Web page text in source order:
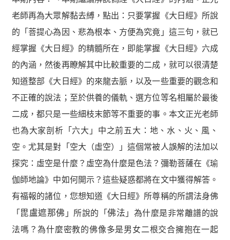
老師再為大眾解黏去縛，點出：只要掌握《大日經》所說
的「菩提心為因、悲為根本、方便為究竟」這三句，就已
經掌握《大日經》的精髓所在，即能掌握《大日經》六成
的內涵，然後再瞭解其中比較重要的二成，就可以很清楚
知道整部《大日經》的來龍去脈，以及一些重要的觀念和
不正確的說法；至於供養的儀軌、選方位等名相屬於最後
二成，都只是一些細枝末節等不重要的事。本文正光老師
也為大家剖析「六大」中之前五大：地、水、火、風、
空。尤其是對「空大（虛空）」這個常被人誤解的法加以
探究：虛空是什麼？虛空為什麼是色法？彌勒菩薩在《瑜
伽師地論》中如何開示？這些疑惑都將在文中獲得解答。
有福報的諸位，您想知道《大日經》所尊稱的所謂法身佛
「 毘盧遮那佛 」所說的「佛法 」為什麼是非常離譜的說
法嗎？為什麼密教的佛像多是男女二根交合擁抱在一起